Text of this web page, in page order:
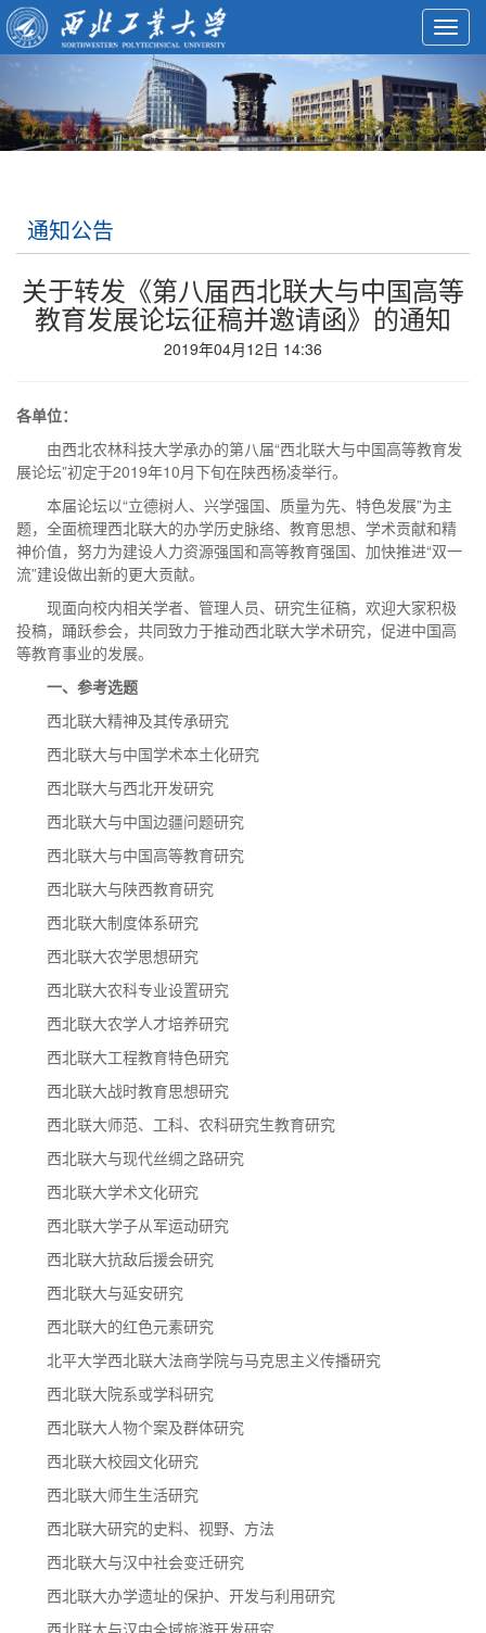
通知公告
关于转发《第八届西北联大与中国高等
教育发展论坛征稿并邀请函》的通知
2019年04月12日 14:36
各单位：
由西北农林科技大学承办的第八届“西北联大与中国高等教育发
展论坛”初定于2019年10月下旬在陕西杨凌举行。
本届论坛以“立德树人、兴学强国、质量为先、特色发展”为主
题，全面梳理西北联大的办学历史脉络、教育思想、学术贡献和精
神价值，努力为建设人力资源强国和高等教育强国、加快推进“双一
流”建设做出新的更大贡献。
现面向校内相关学者、管理人员、研究生征稿，欢迎大家积极
投稿，踊跃参会，共同致力于推动西北联大学术研究，促进中国高
等教育事业的发展。
一、参考选题
西北联大精神及其传承研究
西北联大与中国学术本土化研究
西北联大与西北开发研究
西北联大与中国边疆问题研究
西北联大与中国高等教育研究
西北联大与陕西教育研究
西北联大制度体系研究
西北联大农学思想研究
西北联大农科专业设置研究
西北联大农学人才培养研究
西北联大工程教育特色研究
西北联大战时教育思想研究
西北联大师范、工科、农科研究生教育研究
西北联大与现代丝绸之路研究
西北联大学术文化研究
西北联大学子从军运动研究
西北联大抗敌后援会研究
西北联大与延安研究
西北联大的红色元素研究
北平大学西北联大法商学院与马克思主义传播研究
西北联大院系或学科研究
西北联大人物个案及群体研究
西北联大校园文化研究
西北联大师生生活研究
西北联大研究的史料、视野、方法
西北联大与汉中社会变迁研究
西北联大办学遗址的保护、开发与利用研究
西北联大与汉中全域旅游开发研究